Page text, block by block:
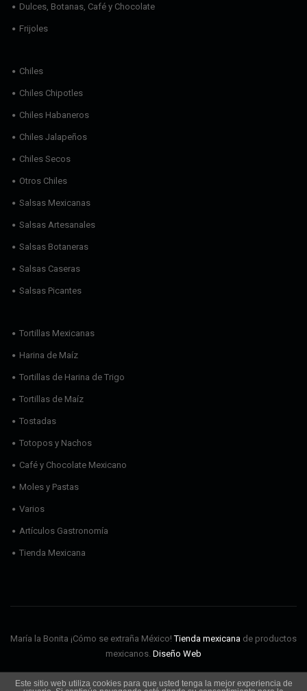
Este sitio web utiliza cookies para que usted tenga la mejor experiencia de
Dulces, Botanas, Café y Chocolate
Frijoles
Chiles
Chiles Chipotles
Chiles Habaneros
Chiles Jalapeños
Chiles Secos
Otros Chiles
Salsas Mexicanas
Salsas Artesanales
Salsas Botaneras
Salsas Caseras
Salsas Picantes
Tortillas Mexicanas
Harina de Maíz
Tortillas de Harina de Trigo
Tortillas de Maíz
Tostadas
Totopos y Nachos
Café y Chocolate Mexicano
Moles y Pastas
Varios
Artículos Gastronomía
Tienda Mexicana
María la Bonita ¡Cómo se extraña México!Tienda mexicana de productos
mexicanos. Diseño Web
Envíos Aviso Legal Política de cookies Política de privacidad